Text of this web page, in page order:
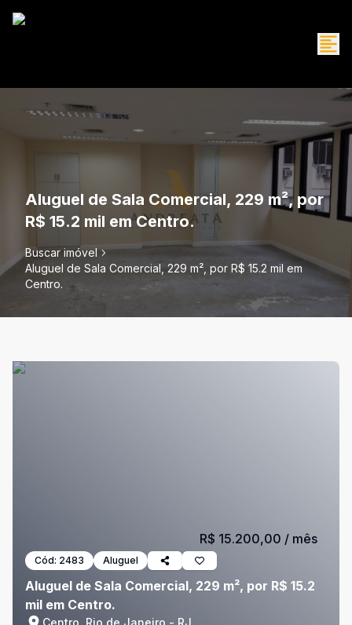
Aluguel de Sala Comercial, 229 m², por
R$ 15.2 mil em Centro.
Buscar imóvel
Aluguel de Sala Comercial, 229 m², por R$ 15.2 mil em
Centro.
Cód: 2483 Aluguel
Aluguel de Sala Comercial, 229 m², por R$ 15.2
mil em Centro.
Centro, Rio de Janeiro - RJ
R$ 15.200,00 / mês